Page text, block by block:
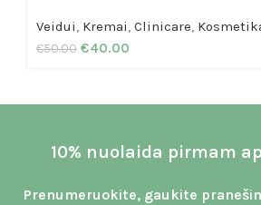
Veidui, Kremai, Clinicare,
€50.00 €40.00
10% nuolaida pirmam
Prenumeruokite, gaukite